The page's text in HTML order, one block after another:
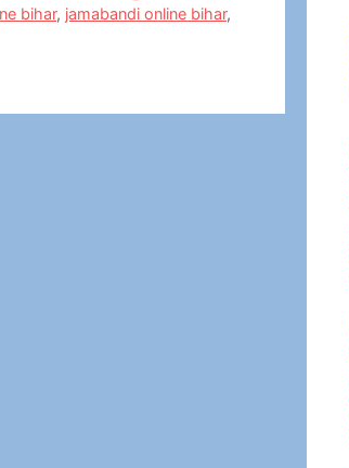
bihar, jamabandi online bihar,